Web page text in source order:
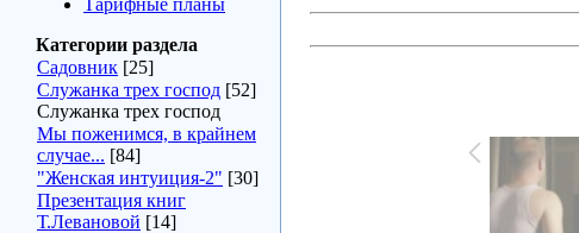
Тарифные планы
Категории раздела
Садовник [25]
Служанка трех господ [52]
Служанка трех господ
Мы поженимся, в крайнем
случае... [84]
"Женская интуиция-2" [30]
Презентация книг
Т.Левановой [14]